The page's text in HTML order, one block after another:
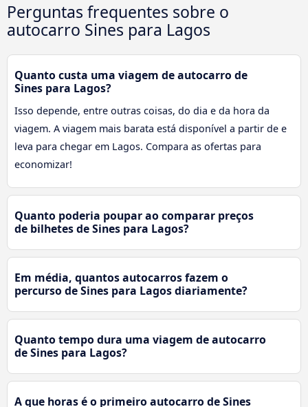
Perguntas frequentes sobre o
autocarro Sines para Lagos
Quanto custa uma viagem de autocarro de
Sines para Lagos?
Isso depende, entre outras coisas, do dia e da hora da
viagem. A viagem mais barata está disponível a partir de e
leva para chegar em Lagos. Compara as ofertas para
economizar!
Quanto poderia poupar ao comparar preços
de bilhetes de Sines para Lagos?
Em média, quantos autocarros fazem o
percurso de Sines para Lagos diariamente?
Quanto tempo dura uma viagem de autocarro
de Sines para Lagos?
A que horas é o primeiro autocarro de Sines